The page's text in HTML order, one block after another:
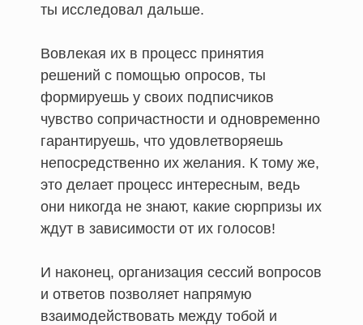
ты исследовал дальше.
Вовлекая их в процесс принятия
решений с помощью опросов, ты
формируешь у своих подписчиков
чувство сопричастности и одновременно
гарантируешь, что удовлетворяешь
непосредственно их желания. К тому же,
это делает процесс интересным, ведь
они никогда не знают, какие сюрпризы их
ждут в зависимости от их голосов!
И наконец, организация сессий вопросов
и ответов позволяет напрямую
взаимодействовать между тобой и